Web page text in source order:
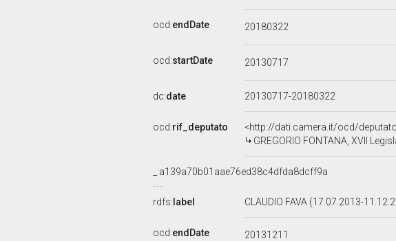
ocd:endDate 20180322
ocd:startDate 20130717
dc:date 20130717-20180322
ocd:rif_deputato
<http://dati.camera.it/ocd/
GREGORIO FONTANA, XVII
_:a139a70b01aae76ed38c4dfda8dcff9a
rdfs: label CLAUDIO FAVA (17.07.2013-
ocd:endDate 20131211